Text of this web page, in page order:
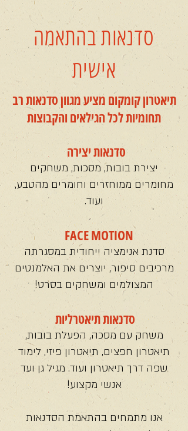
סדנאות בהתאמה
אישית
תיאטרון קומקום מציע מגוון סדנאות רב
תחומיות לכל הגילאים והקבוצות
סדנאות יצירה
יצירת בובות, מסכות, משחקים
מחומרים ממוחזרים וחומרים מהטבע,
ועוד.
FACE MOTION
סדנת אנימציה ייחודית במסגרתה
מרכיבים סיפור, יוצרים את האלמנטים
המצולמים ומשחקים בסרט!
סדנאות תיאטרליות
משחק עם מסכה, הפעלת בובות,
תיאטרון חפצים, תיאטרון פיזי, לימוד
שפה דרך תיאטרון ועוד. מגיל גן ועד
אנשי מקצוע!
אנו מתמחים בהתאמת הסדנאות